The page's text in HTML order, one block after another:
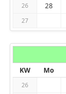
26 28
27
KW
Mo
26